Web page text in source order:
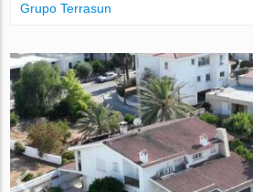
Grupo Terrasun